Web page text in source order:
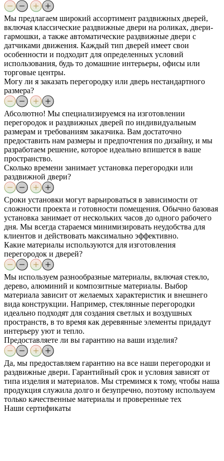
Мы предлагаем широкий ассортимент раздвижных дверей,
включая классические раздвижные двери на роликах, двери-
гармошки, а также автоматические раздвижные двери с
датчиками движения. Каждый тип дверей имеет свои
особенности и подходит для определенных условий
использования, будь то домашние интерьеры, офисы или
торговые центры.
Могу ли я заказать перегородку или дверь нестандартного
размера?
Абсолютно! Мы специализируемся на изготовлении
перегородок и раздвижных дверей по индивидуальным
размерам и требованиям заказчика. Вам достаточно
предоставить нам размеры и предпочтения по дизайну, и мы
разработаем решение, которое идеально впишется в ваше
пространство.
Сколько времени занимает установка перегородки или
раздвижной двери?
Сроки установки могут варьироваться в зависимости от
сложности проекта и готовности помещения. Обычно базовая
установка занимает от нескольких часов до одного рабочего
дня. Мы всегда стараемся минимизировать неудобства для
клиентов и действовать максимально эффективно.
Какие материалы используются для изготовления
перегородок и дверей?
Мы используем разнообразные материалы, включая стекло,
дерево, алюминий и композитные материалы. Выбор
материала зависит от желаемых характеристик и внешнего
вида конструкции. Например, стеклянные перегородки
идеально подходят для создания светлых и воздушных
пространств, в то время как деревянные элементы придадут
интерьеру уют и тепло.
Предоставляете ли вы гарантию на ваши изделия?
Да, мы предоставляем гарантию на все наши перегородки и
раздвижные двери. Гарантийный срок и условия зависят от
типа изделия и материалов. Мы стремимся к тому, чтобы наша
продукция служила долго и безупречно, поэтому используем
только качественные материалы и проверенные тех
Наши сертификаты